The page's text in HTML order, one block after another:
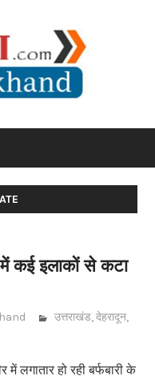
में कई इलाकों से कटा
उत्तराखंड,देहरादून,
लगातार हो रही बर्फबारी के